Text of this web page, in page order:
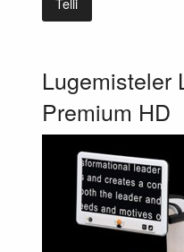
Lugemisteler
Premium HD